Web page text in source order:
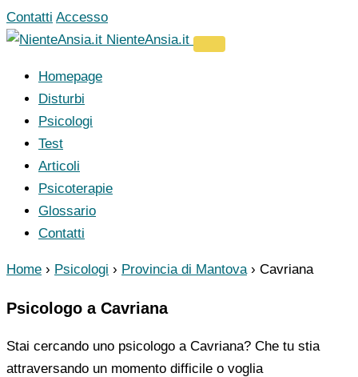
Vai
al
Contatti Accesso
NienteAnsia.it
Homepage
Disturbi
Psicologi
Test
Articoli
Psicoterapie
Glossario
Contatti
Home › Psicologi › Provincia di Mantova › Cavriana
Psicologo a Cavriana
Stai cercando uno psicologo a Cavriana? Che tu stia
attraversando un momento difficile o voglia